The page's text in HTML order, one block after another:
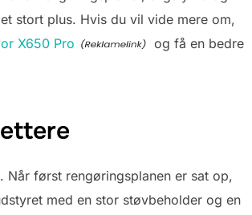
stort plus. Hvis du vil vide mere om,
X650 Pro
og få en bedre
Når først rengøringsplanen er sat op,
med en stor støvbeholder og en